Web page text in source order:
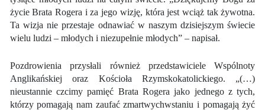
życie Brata Rogera i za jego wizję, która jest wciąż tak żywotna.
Ta wizja nie przestaje odnawiać w naszym dzisiejszym świecie
wielu ludzi – młodych i niezupełnie młodych” – napisał.
Pozdrowienia przysłali również przedstawiciele Wspólnoty
Anglikańskiej oraz Kościoła Rzymskokatolickiego. „(…)
nieustannie czcimy pamięć Brata Rogera jako jednego z tych,
którzy pomagają nam zaufać zmartwychwstaniu i pomagają żyć